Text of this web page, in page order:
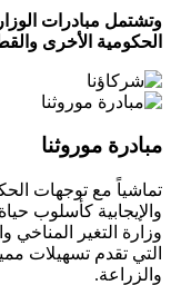
وتشتمل مبادرات
الحكومية الأخرى
مبادرة موروثنا
تماشياً مع توجهات
والإيجابية كأسلوب
وزارة التغير المناخي
التي تقدم تسهيلات
والزراعة.